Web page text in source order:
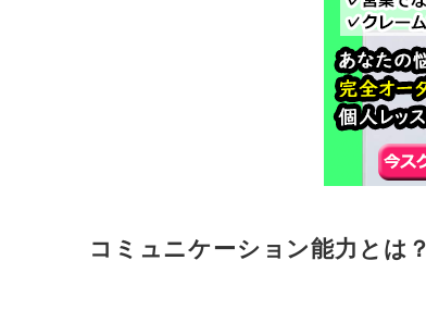
コミュニケーション能力とは？